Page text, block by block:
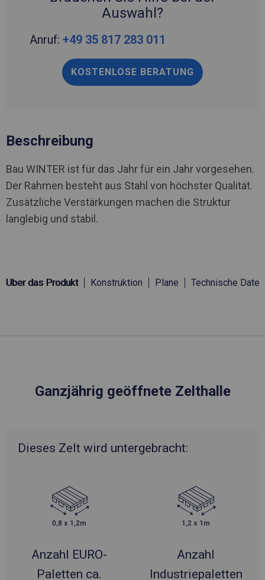
Auswahl?
Anruf: +49 35 817 283 011
KOSTENLOSE BERATUNG
Beschreibung
Bau WINTER ist für das Jahr für ein Jahr vorgesehen.
Der Rahmen besteht aus Stahl von höchster Qualität.
Zusätzliche Verstärkungen machen die Struktur
langlebig und stabil.
Über das Produkt Konstruktion Plane Technische Daten
Ganzjährig geöffnete Zelthalle
Dieses Zelt wird untergebracht:
Anzahl EURO-
Paletten ca.
Anzahl
Industriepaletten